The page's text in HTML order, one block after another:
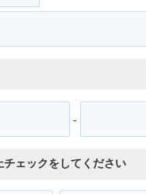
-
ェックをしてください